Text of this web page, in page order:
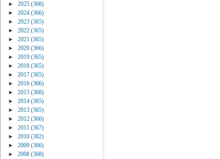
►
2025 (368)
►
2024 (366)
►
2023 (365)
►
2022 (365)
►
2021 (365)
►
2020 (366)
►
2019 (365)
►
2018 (365)
►
2017 (365)
►
2016 (366)
►
2015 (368)
►
2014 (365)
►
2013 (365)
►
2012 (366)
►
2011 (367)
►
2010 (382)
►
2009 (366)
►
2008 (368)